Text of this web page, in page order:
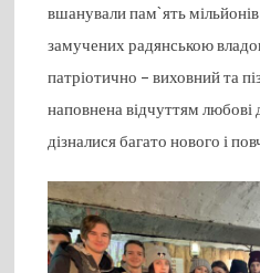
вшанували пам`ять
замучених радянською
патріотично – виховний та
наповнена відчуттям любові
дізналися багато нового і